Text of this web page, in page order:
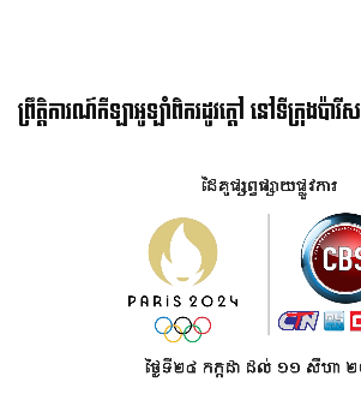
ព្រឹត្តិការណ៍កីឡាអូឡាំពិករដូវក្ដៅ នៅទីក្រុងប៉ារីស